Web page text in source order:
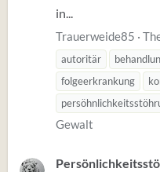
in...
Trauerweide85
autoritär
folgeerkrankung
Gewalt